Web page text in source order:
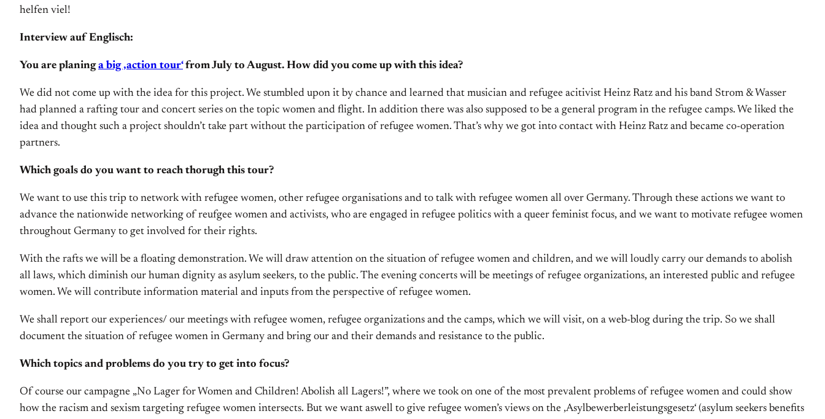
helfen viel!
Interview auf Englisch:
You are planinga big ‚action tour‘from July to August. How did you come up with this idea?
We did not come up with the idea for this project. We stumbled upon it by chance and learned that musician and refugee acitivist Heinz Ratz and his band Strom & Wasser
had planned a rafting tour and concert series on the topic women and flight. In addition there was also supposed to be a general program in the refugee camps. We liked the
idea and thought such a project shouldn’t take part without the participation of refugee women. That’s why we got into contact with Heinz Ratz and became co-operation
partners.
Which goals do you want to reach thorugh this tour?
We want to use this trip to network with refugee women, other refugee organisations and to talk with refugee women all over Germany. Through these actions we want to
advance the nationwide networking of reufgee women and activists, who are engaged in refugee politics with a queer feminist focus, and we want to motivate refugee women
throughout Germany to get involved for their rights.
With the rafts we will be a floating demonstration. We will draw attention on the situation of refugee women and children, and we will loudly carry our demands to abolish
all laws, which diminish our human dignity as asylum seekers, to the public. The evening concerts will be meetings of refugee organizations, an interested public and refugee
women. We will contribute information material and inputs from the perspective of refugee women.
We shall report our experiences/ our meetings with refugee women, refugee organizations and the camps, which we will visit, on a web-blog during the trip. So we shall
document the situation of refugee women in Germany and bring our and their demands and resistance to the public.
Which topics and problems do you try to get into focus?
Of course our campagne „No Lager for Women and Children! Abolish all Lagers!”, where we took on one of the most prevalent problems of refugee women and could show
how the racism and sexism targeting refugee women intersects. But we want aswell to give refugee women’s views on the ‚Asylbewerberleistungsgesetz‘ (asylum seekers benefits